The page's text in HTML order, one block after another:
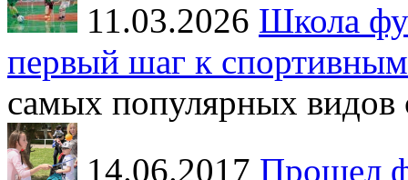
11.03.2026 Школа
первый шаг к
самых популярных видов
14.06.2017 Прошел